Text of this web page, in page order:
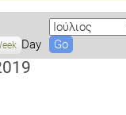
Day
M
o
n